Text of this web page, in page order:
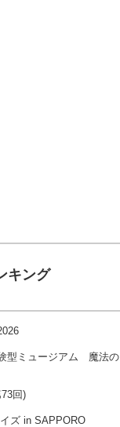
キング
型ミュージアム 魔法の
回)
ズ in SAPPORO